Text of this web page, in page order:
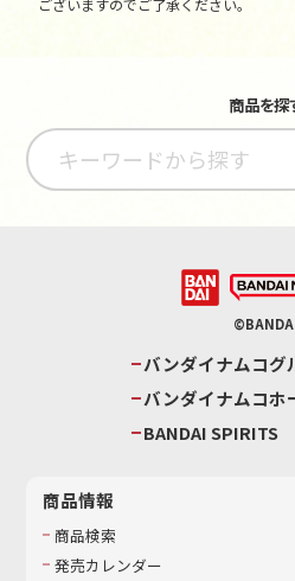
ございますのでご了承ください。
商品を探
バンダイナムコグ
バンダイナムコホ
BANDAI SPIRITS
商品情報
商品検索
発売カレンダー